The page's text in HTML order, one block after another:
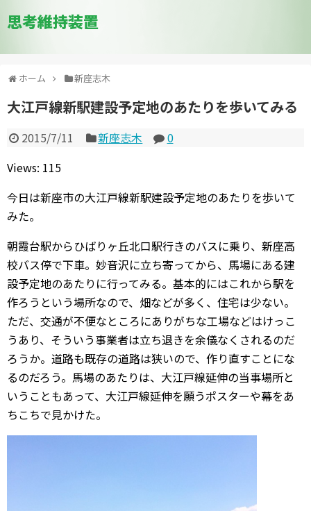
思考維持装置
ホーム 新座志木
大江戸線新駅建設予定地のあたりを歩いてみる
2015/7/11 新座志木
0
Views: 115
今日は新座市の大江戸線新駅建設予定地のあたりを歩いて
みた。
朝霞台駅からひばりヶ丘北口駅行きのバスに乗り、新座高
校バス停で下車。妙音沢に立ち寄ってから、馬場にある建
設予定地のあたりに行ってみる。基本的にはこれから駅を
作ろうという場所なので、畑などが多く、住宅は少ない。
ただ、交通が不便なところにありがちな工場などはけっこ
うあり、そういう事業者は立ち退きを余儀なくされるのだ
ろうか。道路も既存の道路は狭いので、作り直すことにな
るのだろう。馬場のあたりは、大江戸線延伸の当事場所と
いうこともあって、大江戸線延伸を願うポスターや幕をあ
ちこちで見かけた。